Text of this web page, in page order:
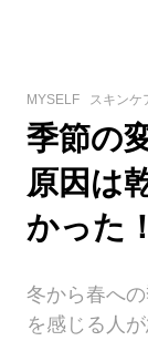
MYSELF スキンケ
季節の
原因は
かった！
冬から春へ
を感じる人